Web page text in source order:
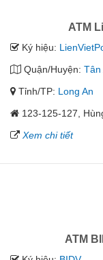
ATM
Ký hiệu:
Quận/Huyện: Tân
Tỉnh/TP: Long An
123-125-127,
Xem chi tiết
ATM